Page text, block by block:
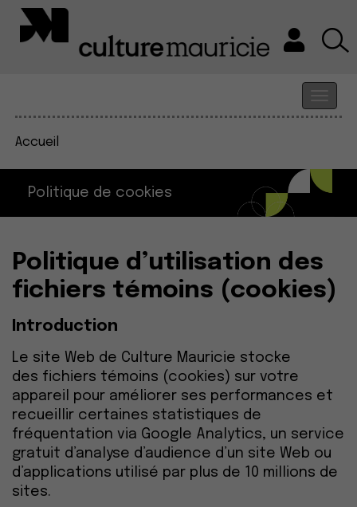
Accueil
Politique de cookies
Politique d’utilisation des
fichiers témoins (cookies)
Introduction
Le site Web de Culture Mauricie stocke
des fichiers témoins (cookies) sur votre
appareil pour améliorer ses performances et
recueillir certaines statistiques de
fréquentation via Google Analytics, un service
gratuit d’analyse d’audience d’un site Web ou
d’applications utilisé par plus de 10 millions de
sites.